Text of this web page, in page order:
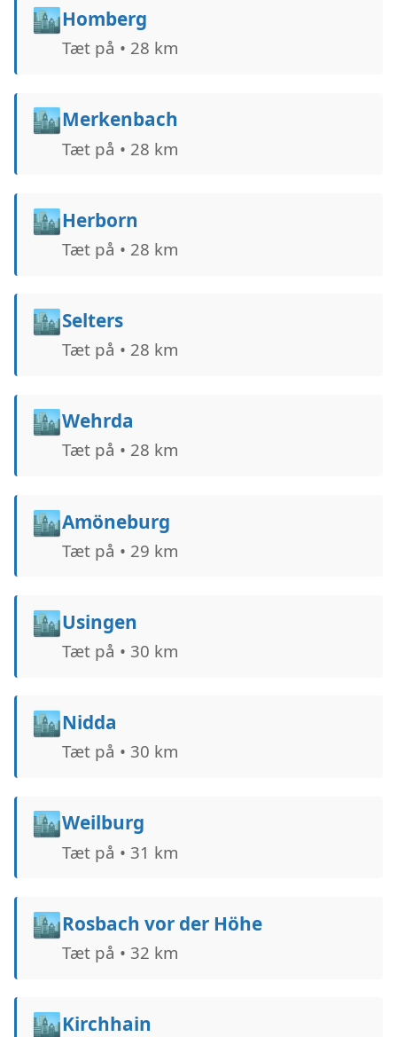
🏙️Homberg
Tæt på • 28 km
🏙️Merkenbach
Tæt på • 28 km
🏙️Herborn
Tæt på • 28 km
🏙️Selters
Tæt på • 28 km
🏙️Wehrda
Tæt på • 28 km
🏙️Amöneburg
Tæt på • 29 km
🏙️Usingen
Tæt på • 30 km
🏙️Nidda
Tæt på • 30 km
🏙️Weilburg
Tæt på • 31 km
🏙️Rosbach vor der Höhe
Tæt på • 32 km
🏙️Kirchhain